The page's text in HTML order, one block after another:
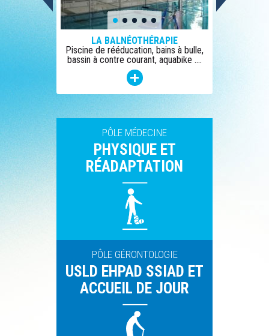
LA BALNÉOTHÉRAPIE
Piscine de rééducation, bains à bulle,
bassin à contre courant, aquabike ....
PÔLE MÉDECINE
PHYSIQUE ET
RÉADAPTATION
PÔLE GÉRONTOLOGIE
USLD EHPAD SSIAD ET
ACCUEIL DE JOUR